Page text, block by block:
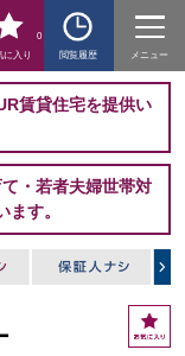
に入り
0
閲覧履歴
メニュー
賃貸住宅を提供い
・若者夫婦世帯対
す。
お
気